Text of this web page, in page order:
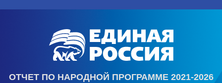
ОТЧЕТ ПО НАРОДНОЙ ПРОГРАММЕ 2021-2026